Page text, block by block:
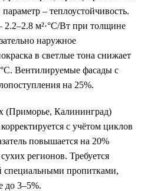
– теплоустойчивость.
м²·°C/Вт при толщине
наружное
в светлые тона снижает
Вентилируемые фасады с
на 25%.
(Приморье, Калининград)
с учётом циклов
повышается на 20%
регионов. Требуется
специальными пропитками,
до 3–5%.